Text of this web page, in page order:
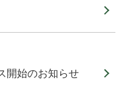
開始のお知らせ